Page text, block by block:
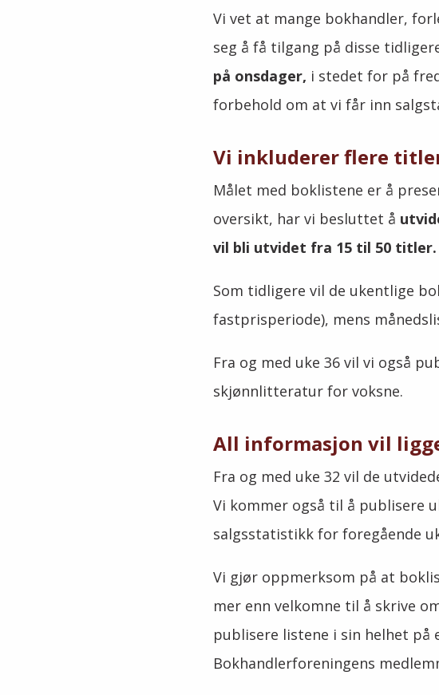
Vi vet at mange bokhandler,
seg å få tilgang på disse
på onsdager, i stedet for på
forbehold om at vi får inn
Vi inkluderer flere
Målet med boklistene er å
oversikt, har vi besluttet å
vil bli utvidet fra 15 til 50 titler.
Som tidligere vil de ukentlige
fastprisperiode), mens
Fra og med uke 36 vil vi også
skjønnlitteratur for voksne.
All informasjon vil
Fra og med uke 32 vil de
Vi kommer også til å publisere
salgsstatistikk for foregående
Vi gjør oppmerksom på at
mer enn velkomne til å skrive
publisere listene i sin helhet på
Bokhandlerforeningens